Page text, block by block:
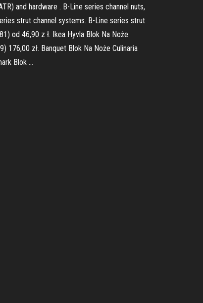
and hardware . B-Line series channel nuts,
strut channel systems. B-Line series strut
od 46,90 z ł. Ikea Hyvla Blok Na Noże
176,00 zł. Banquet Blok Na Noże Culinaria
Blok …